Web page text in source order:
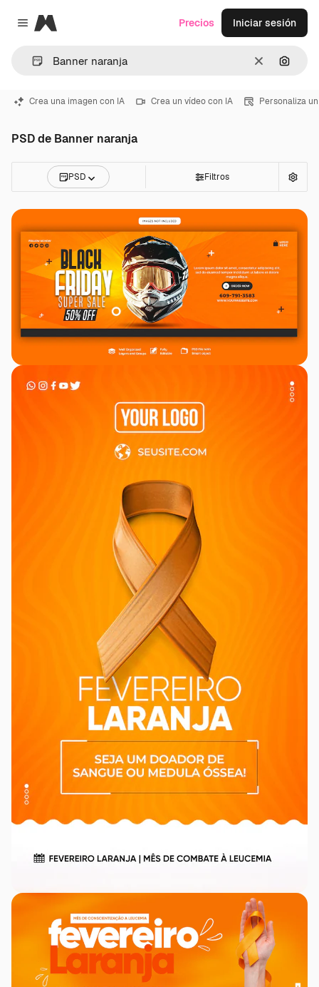
Close menu
Magnific
Borrar
Precios Iniciar sesión
Crea una imagen con IA Crea un vídeo con IA Personaliza
PSD de Banner naranja
PSD Filtros